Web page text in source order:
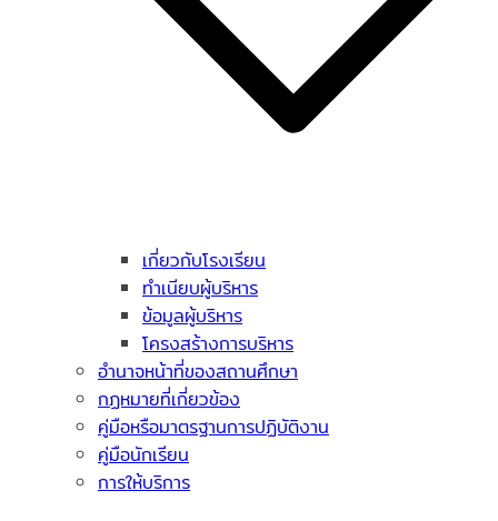
เกี่ยวกับโรงเรียน
ทำเนียบผู้บริหาร
ข้อมูลผู้บริหาร
โครงสร้างการบริหาร
อำนาจหน้าที่ของสถานศึกษา
กฏหมายที่เกี่ยวข้อง
คู่มือหรือมาตรฐานการปฏิบัติงาน
คู่มือนักเรียน
การให้บริการ